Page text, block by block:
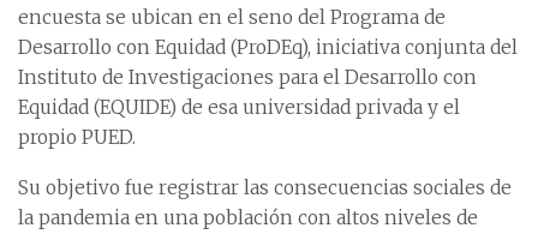
encuesta se ubican en el seno del Programa de
Desarrollo con Equidad (ProDEq), iniciativa conjunta del
Instituto de Investigaciones para el Desarrollo con
Equidad (EQUIDE) de esa universidad privada y el
propio PUED.
Su objetivo fue registrar las consecuencias sociales de
la pandemia en una población con altos niveles de